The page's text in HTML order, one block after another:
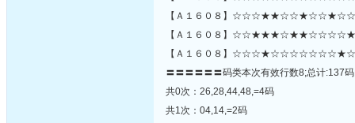
【Ａ１６０８】
【Ａ１６０８】
【Ａ１６０８】
〓〓〓〓〓〓码类本次有效行数8;总计:137
共0次：26,28,44,48,=4码
共1次：04,14,=2码